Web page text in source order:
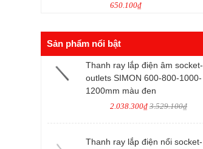
650.100₫
Sản phẩm nổi bật
Thanh ray lắp điện âm socket-
outlets SIMON 600-800-1000-
1200mm màu đen
2.038.300₫ 3.529.100₫
Thanh ray lắp điện nổi socket-